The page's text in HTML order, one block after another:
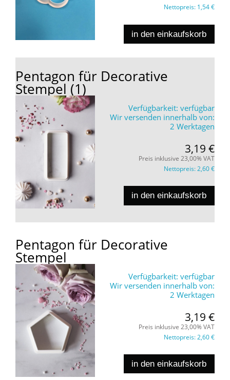
Nettopreis: 1,54 €
in den einkaufskorb
Pentagon für Decorative
Stempel (1)
Verfügbarkeit: verfügbar
Wir versenden innerhalb von:
2 Werktagen
3,19 €
Preis inklusive 23,00% VAT
Nettopreis:2,60 €
in den einkaufskorb
Pentagon für Decorative
Stempel
Verfügbarkeit: verfügbar
Wir versenden innerhalb von:
2 Werktagen
3,19 €
Preis inklusive 23,00% VAT
Nettopreis:2,60 €
in den einkaufskorb